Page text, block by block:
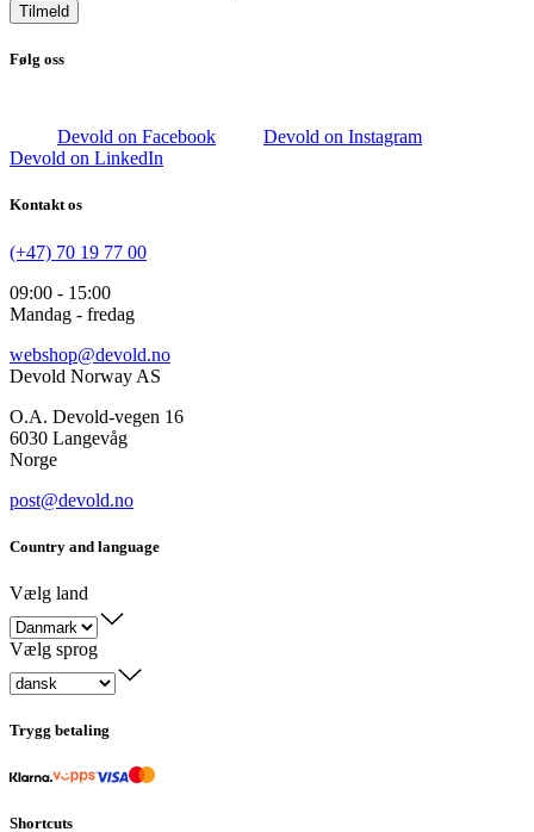
Tilmeld
Følg oss
Devold on Facebook
Devold on Instagram
Devold on LinkedIn
Kontakt os
(+47) 70 19 77 00
09:00 - 15:00
Mandag - fredag
webshop@devold.no
Devold Norway AS
O.A. Devold-vegen 16
6030 Langevåg
Norge
post@devold.no
Country and language
Vælg land
Vælg sprog
Trygg betaling
Shortcuts